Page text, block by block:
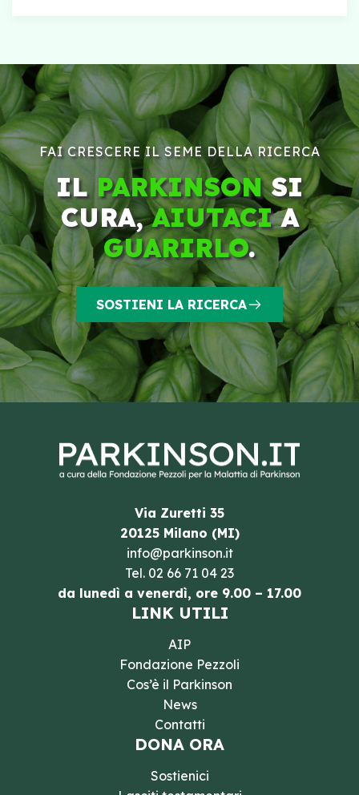
FAI CRESCERE IL SEME DELLA RICERCA
ILPARKINSONSI
CURA,AIUTACIA
GUARIRLO.
SOSTIENI LA RICERCA
Via Zuretti 35
20125 Milano (MI)
info@parkinson.it
Tel. 02 66 71 04 23
da lunedì a venerdì, ore 9.00 – 17.00
LINK UTILI
AIP
Fondazione Pezzoli
Cos’è il Parkinson
News
Contatti
DONA ORA
Sostienici